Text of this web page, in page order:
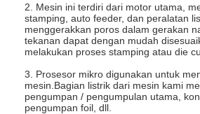
2. Mesin ini terdiri dari motor utama,
stamping, auto feeder, dan peralatan
menggerakkan poros dalam gerakan
tekanan dapat dengan mudah
melakukan proses stamping atau die
3. Prosesor mikro digunakan untuk
mesin.Bagian listrik dari mesin kami
pengumpan / pengumpulan utama,
pengumpan foil, dll.